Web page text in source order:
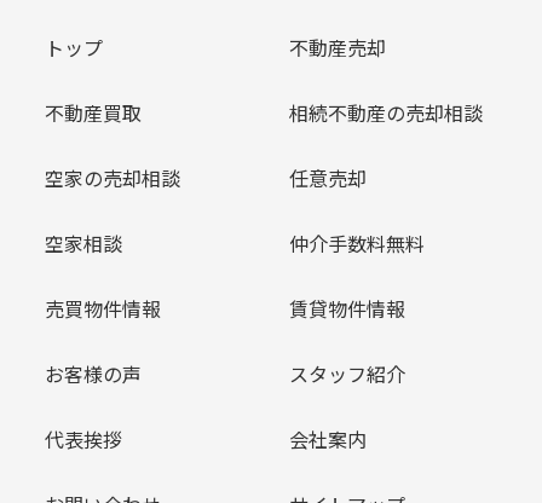
トップ 不動産売却
不動産買取 相続不動産の売却相談
空家の売却相談 任意売却
空家相談 仲介手数料無料
売買物件情報 賃貸物件情報
お客様の声 スタッフ紹介
代表挨拶 会社案内